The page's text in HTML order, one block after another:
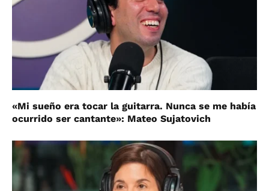
«Mi sueño era tocar la guitarra. Nunca se me había
ocurrido ser cantante»: Mateo Sujatovich